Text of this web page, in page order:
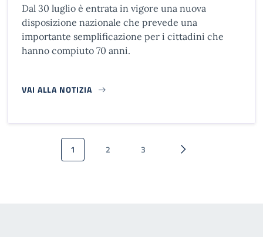
Dal 30 luglio è entrata in vigore una nuova
disposizione nazionale che prevede una
importante semplificazione per i cittadini che
hanno compiuto 70 anni.
VAI ALLA NOTIZIA
Paginazione
Pagina attuale
1 Pagina
2 Pagina
3 Pagina successiva